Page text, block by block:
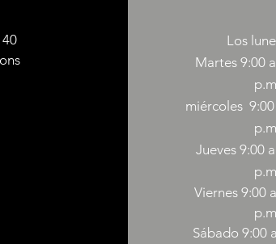
Los
Martes 9:00
miércoles 9:00
Jueves 9:00
Viernes 9:00
Sábado 9:00